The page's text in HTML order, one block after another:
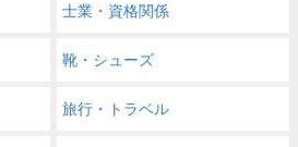
士業・資格関係
靴・シューズ
旅行・トラベル